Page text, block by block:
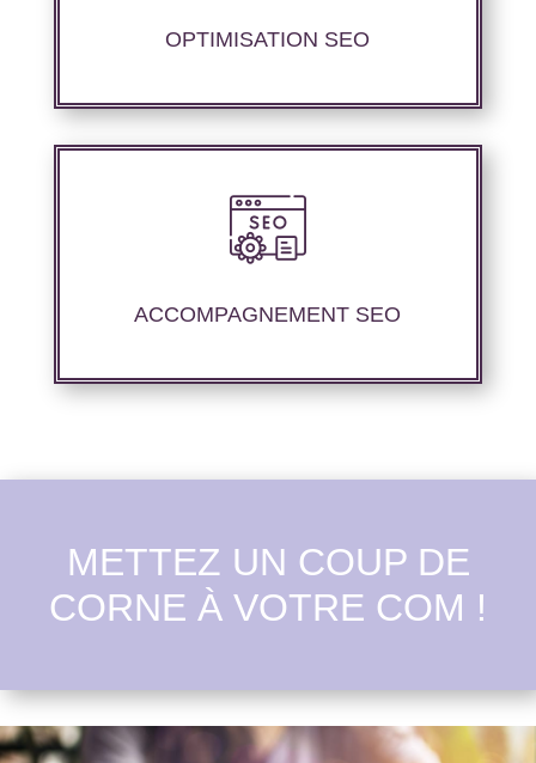
OPTIMISATION SEO
performances de référencement.
ACCOMPAGNEMENT SEO
Nous offrons un suivi et un rapport de
positionnement détaillé pour vous aider à
nous avons mise en place.
METTEZ UN COUP DE
CORNE À VOTRE COM !